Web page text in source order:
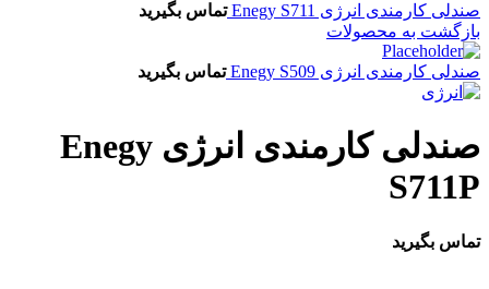
صندلی کارمندی انرژی Enegy S711
تماس بگیرید
بازگشت به محصولات
صندلی کارمندی انرژی Enegy S509 تماس بگیرید
صندلی کارمندی انرژی Enegy
S711P
تماس بگیرید